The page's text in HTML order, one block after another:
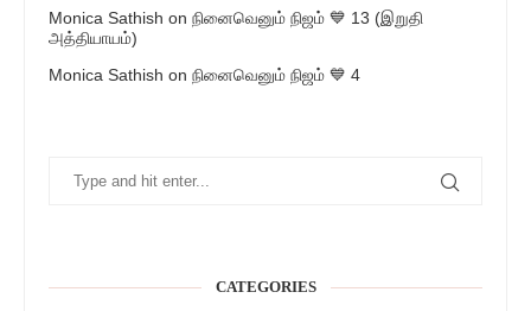
Monica Sathish on நினைவெனும் நிஜம் 💙 13 (இறுதி
அத்தியாயம்)
Monica Sathish on நினைவெனும் நிஜம் 💙 4
CATEGORIES